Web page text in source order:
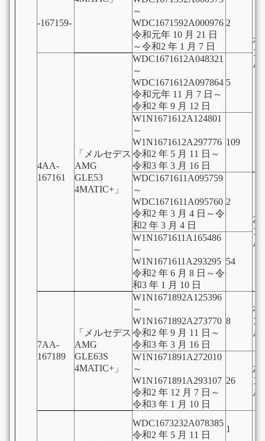
右
ン
ル
-167159-
～
WDC1671592A000976
令和元年 10 月 21 日
～令和2 年 1 月 7 日
2
4AA-
167161
「メルセデス
AMG
GLE53
4MATIC+」
WDC1671612A048321
～
WDC1671612A097864
令和元年 11 月 7 日～
令和2 年 9 月 12 日
5
W1N1671612A124801
～
W1N1671612A297776
令和2 年 5 月 11 日～
令和3 年 3 月 16 日
109
WDC1671611A095759
～
WDC1671611A095760
令和2 年 3 月 4 日～令
和2 年 3 月 4 日
2
左
ン
ル
W1N1671611A165486
～
W1N1671611A293295
令和2 年 6 月 8 日～令
和3 年 1 月 10 日
54
7AA-
167189
「メルセデス
AMG
GLE63S
4MATIC+」
W1N1671892A125396
～
W1N1671892A273770
令和2 年 9 月 11 日～
令和3 年 3 月 16 日
8
右
ン
ル
W1N1671891A272010
～
W1N1671891A293107
令和2 年 12 月 7 日～
令和3 年 1 月 10 日
26
左
ン
ル
WDC1673232A078385
令和2 年 5 月 11 日
1